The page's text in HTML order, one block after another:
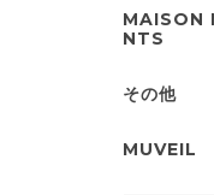
MAISON
NTS
その他
MUVEIL